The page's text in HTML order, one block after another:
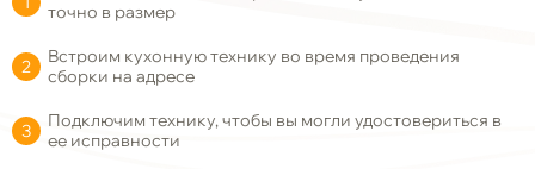
точно в размер
Встроим кухонную технику во время проведения
сборки на адресе
Подключим технику, чтобы вы могли удостовериться в
ее исправности